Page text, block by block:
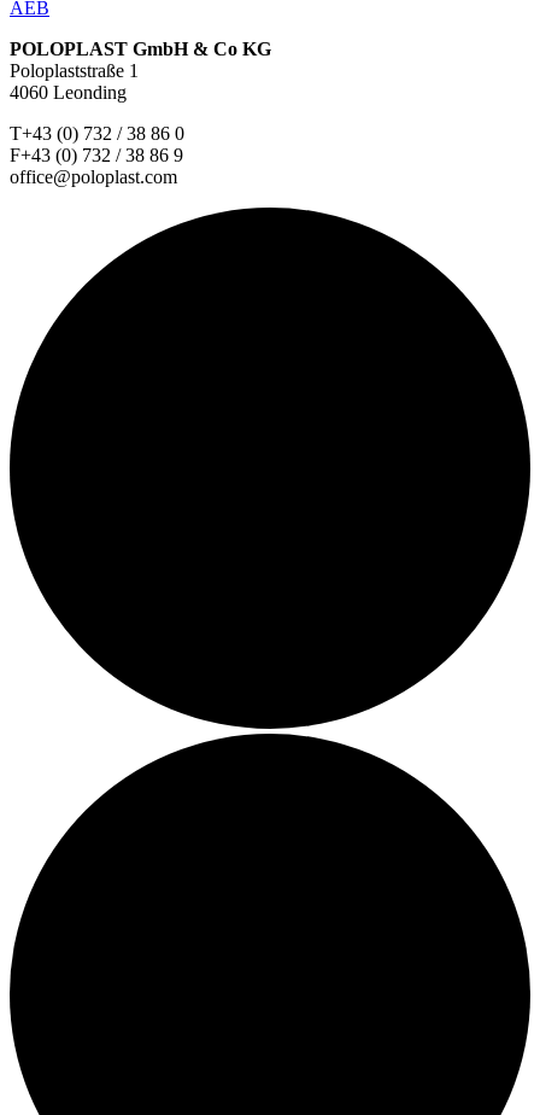
AEB
POLOPLAST GmbH & Co KG
Poloplaststraße 1
4060 Leonding
T+43 (0) 732 / 38 86 0
F+43 (0) 732 / 38 86 9
office@poloplast.com